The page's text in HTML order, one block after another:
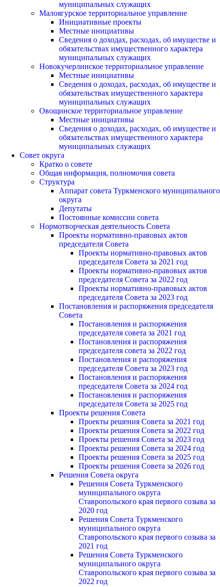
муниципальных служащих
Малоягурское территориальное управление
Инициативные проекты
Местные инициативы
Сведения о доходах, расходах, об имуществе и
обязательствах имущественного характера
муниципальных служащих
Новокучерлинское территориальное управление
Местные инициативы
Сведения о доходах, расходах, об имуществе и
обязательствах имущественного характера
муниципальных служащих
Овощинское территориальное управление
Местные инициативы
Сведения о доходах, расходах, об имуществе и
обязательствах имущественного характера
муниципальных служащих
Совет округа
Кратко о совете
Общая информация, полномочия совета
Структура
Аппарат совета Туркменского муниципального
округа
Депутаты
Постоянные комиссии совета
Нормотворческая деятельность Совета
Проекты нормативно-правовых актов
председателя Cовета
Проекты нормативно-правовых актов
председателя Cовета за 2021 год
Проекты нормативно-правовых актов
председателя Cовета за 2022 год
Проекты нормативно-правовых актов
председателя Cовета за 2023 год
Постановления и распоряжения председателя
Cовета
Постановления и распоряжения
председателя совета за 2021 год
Постановления и распоряжения
председателя совета за 2022 год
Постановления и распоряжения
председателя Cовета за 2023 год
Постановления и распоряжения
председателя Cовета за 2024 год
Постановления и распоряжения
председателя Cовета за 2025 год
Проекты решения Cовета
Проекты решения Совета за 2021 год
Проекты решения Совета за 2022 год
Проекты решения Cовета за 2023 год
Проекты решения Совета за 2024 год
Проекты решения Совета за 2025 год
Проекты решения Совета за 2026 год
Решения Совета округа
Решения Совета Туркменского
муниципального округа
Ставропольского края первого созыва за
2020 год
Решения Совета Туркменского
муниципального округа
Ставропольского края первого созыва за
2021 год
Решения Совета Туркменского
муниципального округа
Ставропольского края первого созыва за
2022 год